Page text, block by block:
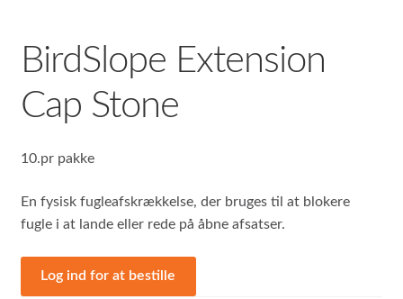
BirdSlope Extension
Cap Stone
10.pr pakke
En fysisk fugleafskrækkelse, der bruges til at blokere
fugle i at lande eller rede på åbne afsatser.
Log ind for at bestille